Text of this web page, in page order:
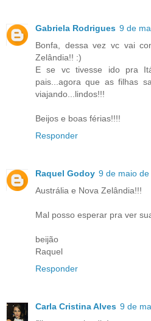
Gabriela Rodrigues 9 de
Bonfa, dessa vez vc vai
Zelândia!! :)
E se vc tivesse ido pra
pais...agora que as filhas
viajando...lindos!!!
Beijos e boas férias!!!!
Responder
Raquel Godoy 9 de maio
Austrália e Nova Zelândia!!!
Mal posso esperar pra ver
beijão
Raquel
Responder
Carla Cristina Alves 9 de